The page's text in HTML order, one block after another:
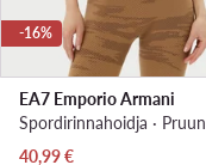
-16%
EA7 Emporio Armani
Spordirinnahoidja · Pruun
Praegune hind
40,99€